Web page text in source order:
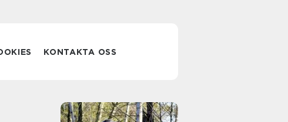
KONTAKTA OSS